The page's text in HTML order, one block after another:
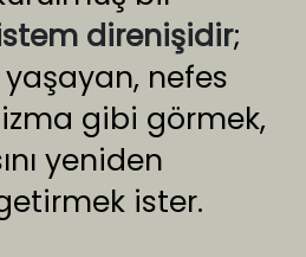
direnişidir;
yaşayan, nefes
gibi görmek,
yeniden
ister.